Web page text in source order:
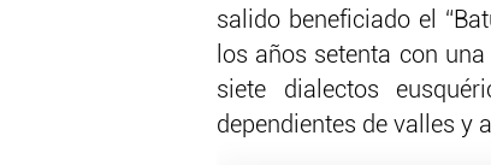
salido beneficiado el
los años setenta con
siete dialectos
dependientes de valles y